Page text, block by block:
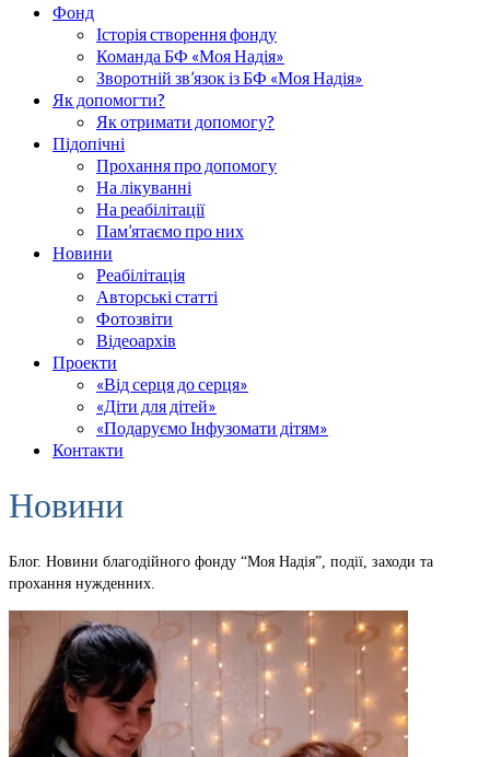
Фонд
Історія створення фонду
Команда БФ «Моя Надія»
Зворотній зв’язок із БФ «Моя Надія»
Як допомогти?
Як отримати допомогу?
Підопічні
Прохання про допомогу
На лікуванні
На реабілітації
Пам’ятаємо про них
Новини
Реабілітація
Авторські статті
Фотозвіти
Відеоархів
Проекти
«Від серця до серця»
«Діти для дітей»
«Подаруємо Інфузомати дітям»
Контакти
Новини
Блог. Новини благодійного фонду “Моя Надія”, події, заходи та
прохання нужденних.